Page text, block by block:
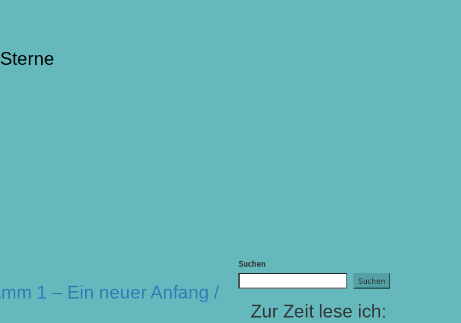
1 – Ein neuer Anfang /
Suchen
Suchen
Zur Zeit lese ich: